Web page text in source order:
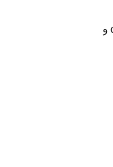
انگلیسی – قید تکرار once و